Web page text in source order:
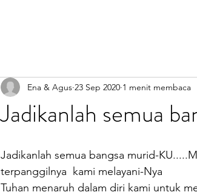
Jadikanlah semua
Ena & Agus 23 Sep 2020 1 menit membaca
Jadikanlah semua bangsa murid-
terpanggilnya  kami melayani-Nya
Tuhan menaruh dalam diri kami untuk